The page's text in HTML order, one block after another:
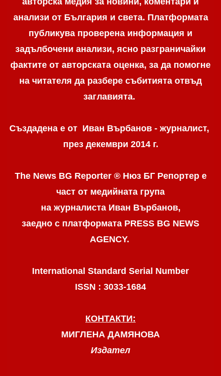
анализи от България и света. Платформата
публикува проверена информация и
задълбочени анализи, ясно разграничaйки
фактите от авторската оценка, за да помогне
на читателя да разбере събитията отвъд
заглавията.
Създадена е от Иван Върбанов - журналист,
през декември 2014 г.
The News BG Reporter ® Нюз БГ Репортере
част от медийната група
на журналиста Иван Върбанов,
заедно с платформата PRESS BG NEWS
AGENCY.
International Standard Serial Number
ISSN : 3033-1684
КОНТАКТИ:
МИГЛЕНА ДАМЯНОВА
Издател